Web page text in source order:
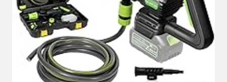
OHNE
LADEGERÄT)
INKL.
WASSER-
UND